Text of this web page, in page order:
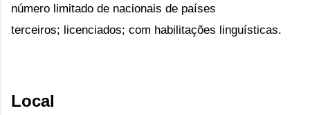
número limitado de nacionais de países
terceiros; licenciados; com habilitações linguísticas.
Local